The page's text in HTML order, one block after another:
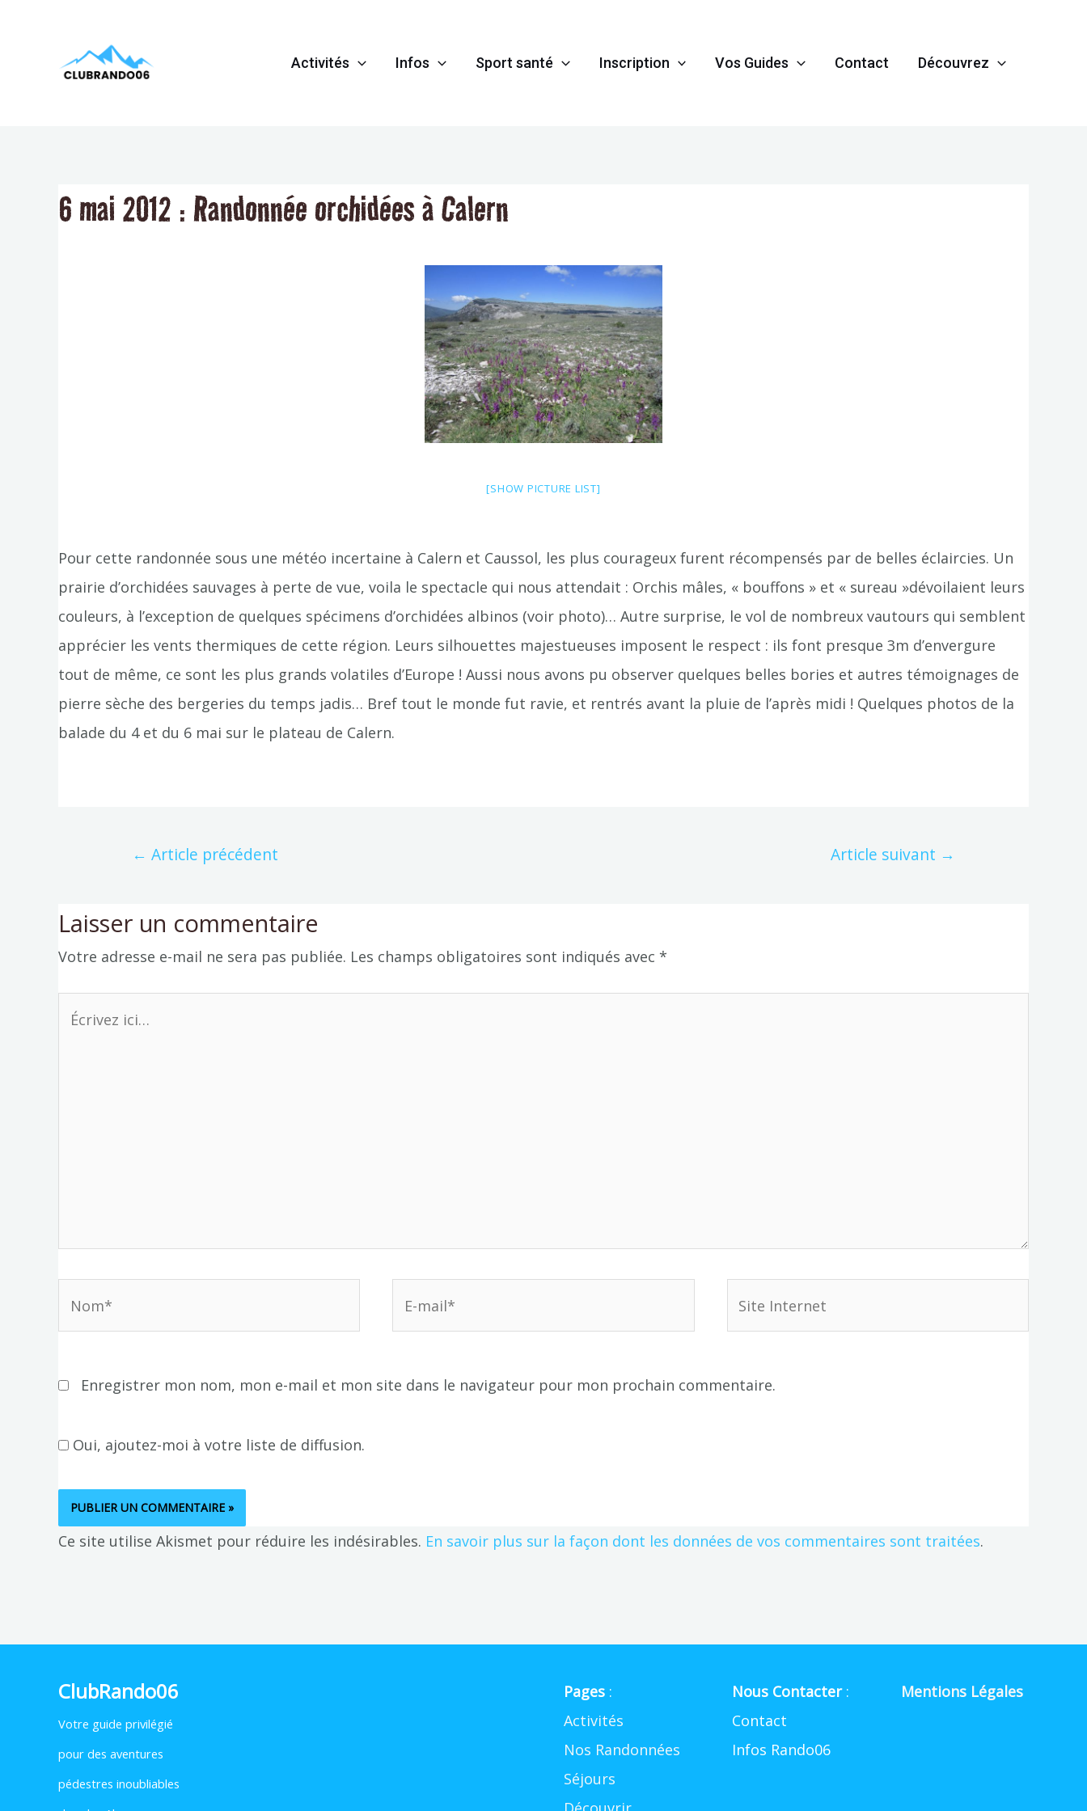
Activités Infos Sport santé Inscription Vos Guides Contact Découvrez
6 mai 2012 : Randonnée orchidées à Calern
[SHOW PICTURE LIST]
Pour cette randonnée sous une météo incertaine à Calern et Caussol, les plus courageux furent récompensés par de belles éclaircies. Un
prairie d’orchidées sauvages à perte de vue, voila le spectacle qui nous attendait : Orchis mâles, « bouffons » et « sureau »dévoilaient leurs
couleurs, à l’exception de quelques spécimens d’orchidées albinos (voir photo)… Autre surprise, le vol de nombreux vautours qui semblent
apprécier les vents thermiques de cette région. Leurs silhouettes majestueuses imposent le respect : ils font presque 3m d’envergure
tout de même, ce sont les plus grands volatiles d’Europe ! Aussi nous avons pu observer quelques belles bories et autres témoignages de
pierre sèche des bergeries du temps jadis… Bref tout le monde fut ravie, et rentrés avant la pluie de l’après midi ! Quelques photos de la
balade du 4 et du 6 mai sur le plateau de Calern.
de
l’article
← Article précédent Article suivant →
Laisser un commentaire
Votre adresse e-mail ne sera pas publiée. Les champs obligatoires sont indiqués avec *
Écrivez
Enregistrer mon nom, mon e-mail et mon site dans le navigateur pour mon prochain commentaire.
Oui, ajoutez-moi à votre liste de diffusion.
Ce site utilise Akismet pour réduire les indésirables. En savoir plus sur la façon dont les données de vos commentaires sont traitées.
ClubRando06
Votre guide privilégié
pour des aventures
pédestres inoubliables
Pages:
Activités
Nos Randonnées
Séjours
Nous Contacter:
Contact
Infos Rando06
Mentions Légales